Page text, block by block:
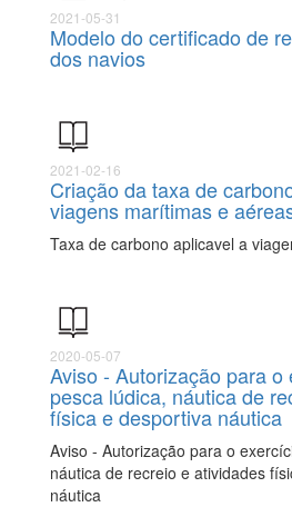
2021-05-31
Modelo do certificado de
dos navios
2021-02-16
Criação da taxa de
viagens marítimas e
Taxa de carbono aplicavel a
2020-05-07
Aviso - Autorização para o
pesca lúdica, náutica de
física e desportiva náutica
Aviso - Autorização para o
náutica de recreio e atividades
náutica